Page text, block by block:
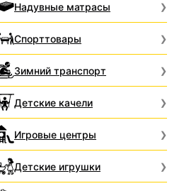
Надувные матрасы
Спорттовары
Зимний транспорт
Детские качели
Игровые центры
Детские игрушки